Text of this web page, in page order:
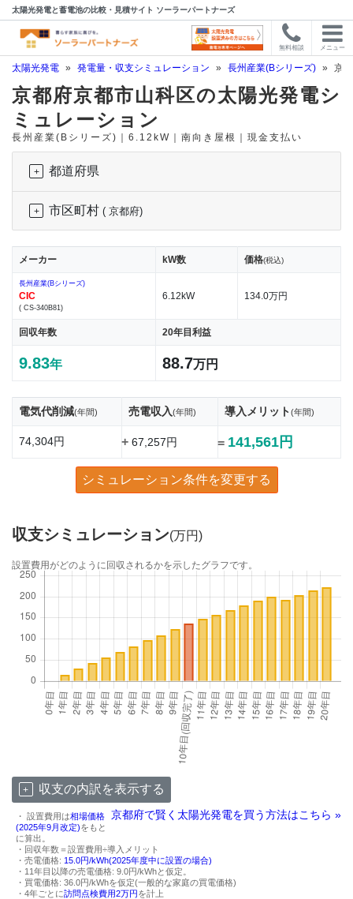
太陽光発電と蓄電池の比較・見積サイト ソーラーパートナーズ
無料相談 メニュー
太陽光発電 » 発電量・収支シミュレーション » 長州産業(Bシリーズ) » 京
京都府京都市山科区の太陽光発電シ
ミュレーション
長州産業(Bシリーズ)｜6.12kW｜南向き屋根｜現金支払い
都道府県
市区町村 ( 京都府)
メーカー kW数 価格(税込)
長州産業(Bシリーズ)
CIC
( CS-340B81)
6.12kW 134.0万円
回収年数 20年目利益
9.83年 88.7万円
電気代削減(年間) 売電収入(年間) 導入メリット(年間)
74,304円 +67,257円 = 141,561円
シミュレーション条件を変更する
収支シミュレーション(万円)
設置費用がどのように回収されるかを示したグラフです。
収支の内訳を表示する
京都府で賢く太陽光発電を買う方法はこちら »
・ 設置費用は相場価格
(2025年9月改定)をもと
に算出。
・回収年数＝設置費用÷導入メリット
・売電価格: 15.0円/kWh(2025年度中に設置の場合)
・11年目以降の売電価格: 9.0円/kWhと仮定。
・買電価格: 36.0円/kWhを仮定(一般的な家庭の買電価格)
・4年ごとに訪問点検費用2万円を計上